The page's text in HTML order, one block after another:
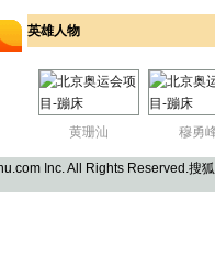
英雄人物
黄珊汕 穆勇
Inc. All Rights Reserved.搜